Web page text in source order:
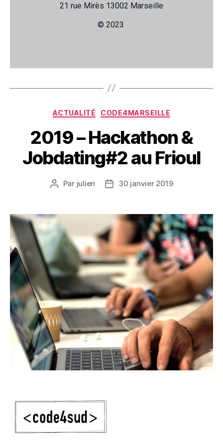
21 rue Mirès 13002 Marseille
© 2023
ACTUALITÉ CODE4MARSEILLE
2019 – Hackathon &
Jobdating#2 au Frioul
Par julien 30 janvier 2019